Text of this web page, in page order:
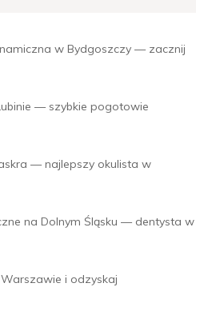
w Bydgoszczy — zacznij
— szybkie pogotowie
— najlepszy okulista w
na Dolnym Śląsku — dentysta w
i odzyskaj